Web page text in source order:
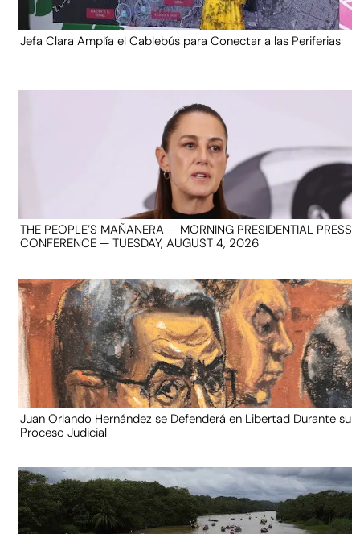
Jefa Clara Amplía el Cablebús para Conectar a las Periferias
THE PEOPLE’S MAÑANERA — MORNING PRESIDENTIAL PRESS
CONFERENCE — TUESDAY, AUGUST 4, 2026
Juan Orlando Hernández se Defenderá en Libertad Durante su
Proceso Judicial